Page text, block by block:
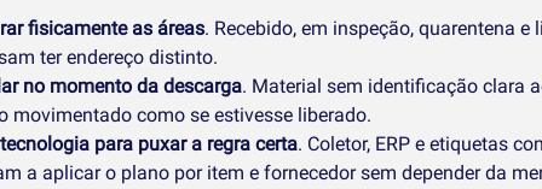
fisicamente as áreas. Recebido, em inspeção, quarentena e
ter endereço distinto.
no momento da descarga. Material sem identificação clara
movimentado como se estivesse liberado.
para puxar a regra certa. Coletor, ERP e etiquetas
a aplicar o plano por item e fornecedor sem depender da